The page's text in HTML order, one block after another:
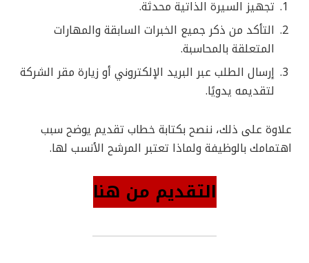
تجهيز السيرة الذاتية محدثة.
التأكد من ذكر جميع الخبرات السابقة والمهارات
المتعلقة بالمحاسبة.
إرسال الطلب عبر البريد الإلكتروني أو زيارة مقر الشركة
لتقديمه يدويًا.
علاوة على ذلك، ننصح بكتابة خطاب تقديم يوضح سبب
اهتمامك بالوظيفة ولماذا تعتبر المرشح الأنسب لها.
التقديم من هنا